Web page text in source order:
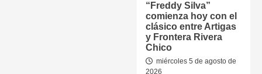
“Freddy Silva”
comienza hoy con el
clásico entre Artigas
y Frontera Rivera
Chico
miércoles 5 de agosto de
2026